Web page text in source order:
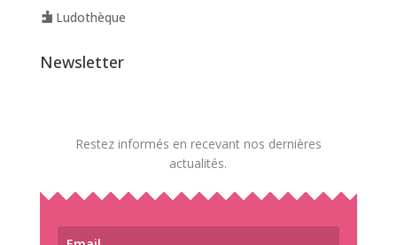
Ludothèque
Newsletter
Restez informés en recevant nos dernières
actualités.